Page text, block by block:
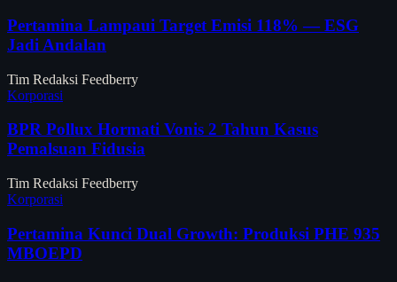
Pertamina Lampaui Target Emisi 118% — ESG
Jadi Andalan
Tim Redaksi Feedberry
Korporasi
BPR Pollux Hormati Vonis 2 Tahun Kasus
Pemalsuan Fidusia
Tim Redaksi Feedberry
Korporasi
Pertamina Kunci Dual Growth: Produksi PHE 935
MBOEPD